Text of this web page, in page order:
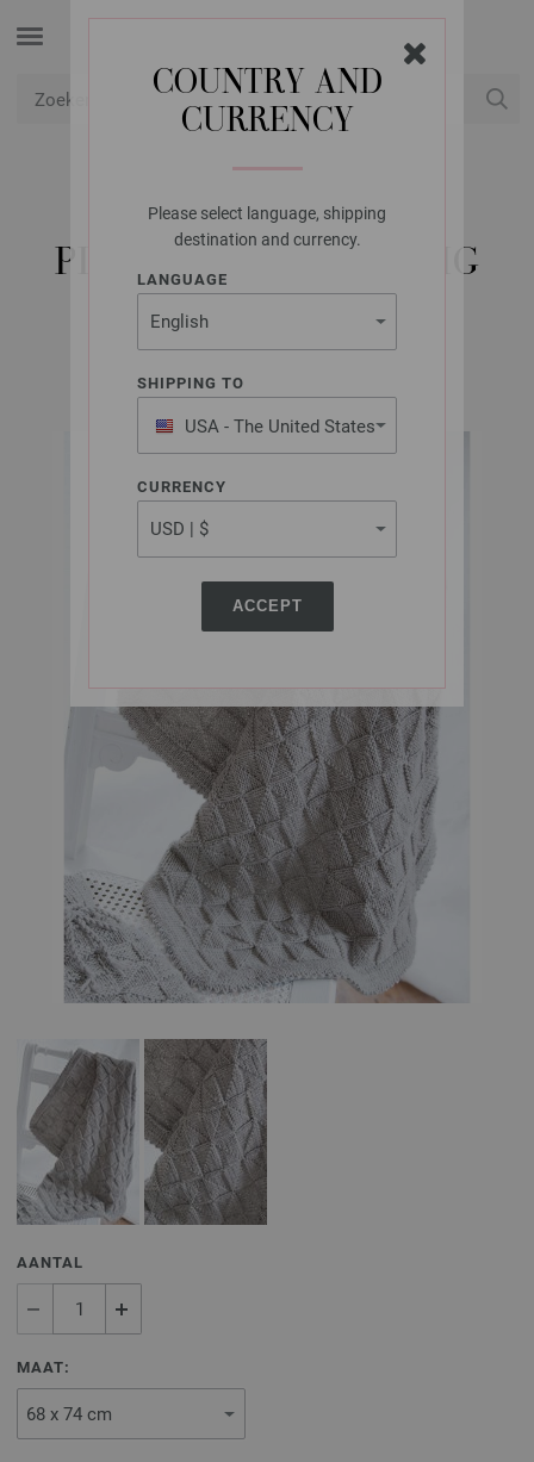
COUNTRY AND
CURRENCY
Please select language, shipping
destination and currency.
LANGUAGE
SHIPPING TO
USA - The United States
of America
CURRENCY
ACCEPT
LANA GROSSA
PLAID COOL WOOL BIG
FILATI INFANTI Uitgave 12 (NL) | Model 47
AANTAL
MAAT: